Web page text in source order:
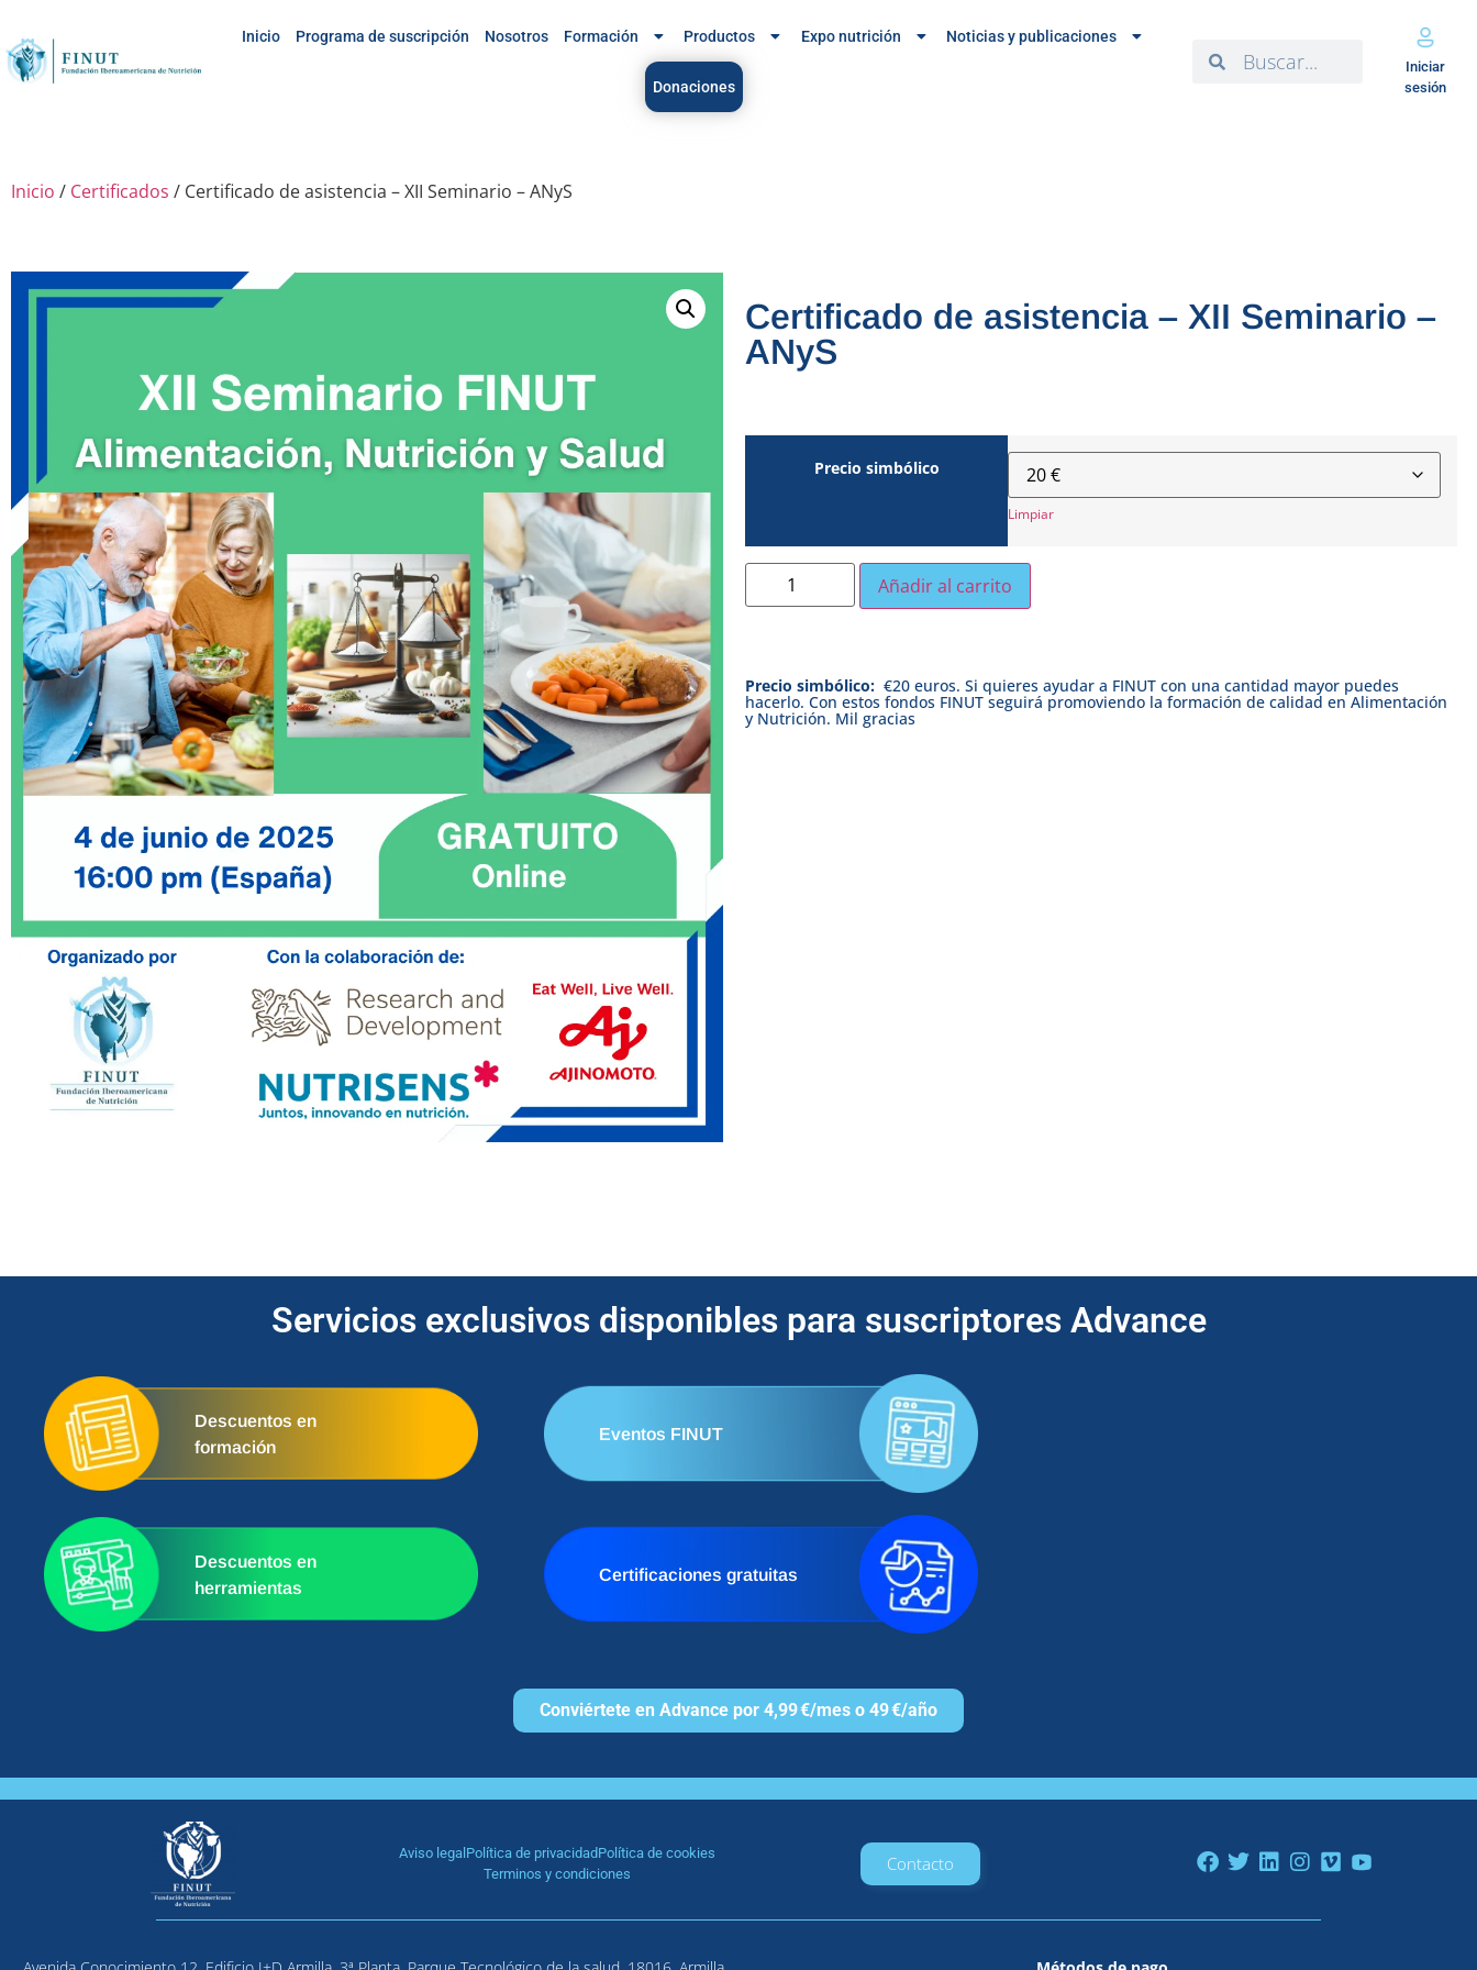
Inicio Programa de suscripción Nosotros Formación Productos Expo nutrición Noticias y publicaciones
Donaciones
Iniciar
sesión
Inicio / Certificados / Certificado de asistencia – XII Seminario – ANyS
Certificado de asistencia – XII Seminario –
ANyS
Precio simbólico
Limpiar
Añadir al carrito
Precio simbólico: €20 euros. Si quieres ayudar a FINUT con una cantidad mayor puedes
hacerlo. Con estos fondos FINUT seguirá promoviendo la formación de calidad en Alimentación
y Nutrición. Mil gracias
Servicios exclusivos disponibles para suscriptores Advance
Descuentos en
formación
Eventos FINUT
Descuentos en
herramientas
Certificaciones gratuitas
Conviértete en Advance por 4,99 €/mes o 49 €/año
Aviso legal Política de privacidadPolítica de cookies
Terminos y condiciones
Contacto